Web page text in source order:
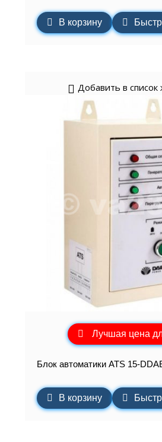
В корзину
Добавить в список
Лучшая цена
Блок автоматики ATS 15-
В корзину